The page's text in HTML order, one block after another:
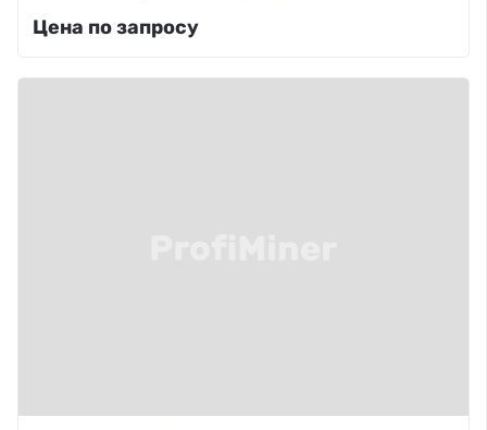
Цена по запросу